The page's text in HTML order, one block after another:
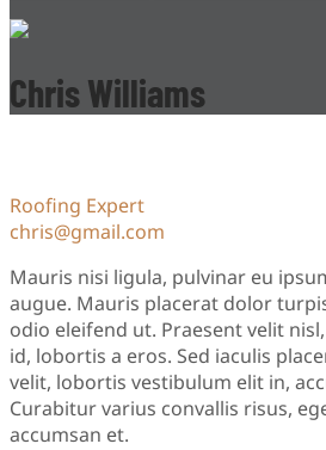
Chris Williams
Roofing Expert
chris@gmail.com
Mauris nisi ligula, pulvinar eu
augue. Mauris placerat dolor
odio eleifend ut. Praesent velit
id, lobortis a eros. Sed iaculis
velit, lobortis vestibulum elit in,
Curabitur varius convallis risus,
accumsan et.